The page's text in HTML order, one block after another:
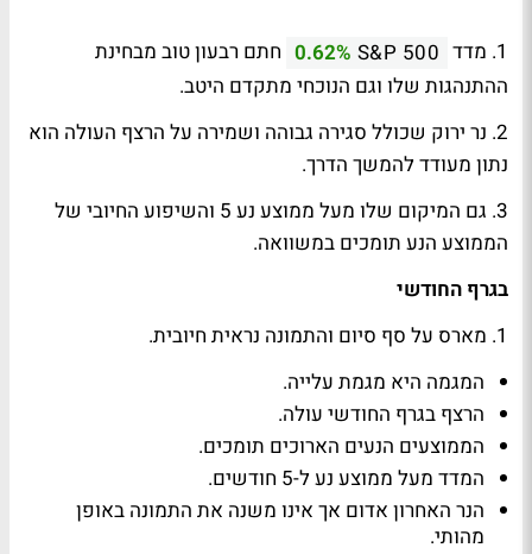
1. מדד S&P 500
0.62% חתם רבעון טוב מבחינת
ההתנהגות שלו וגם הנוכחי מתקדם היטב.
2. נר ירוק שכולל סגירה גבוהה ושמירה על הרצף העולה הוא
נתון מעודד להמשך הדרך.
3. גם המיקום שלו מעל ממוצע נע 5 והשיפוע החיובי של
הממוצע הנע תומכים במשוואה.
בגרף החודשי
1. מארס על סף סיום והתמונה נראית חיובית.
המגמה היא מגמת עלייה.
הרצף בגרף החודשי עולה.
הממוצעים הנעים הארוכים תומכים.
המדד מעל ממוצע נע ל-5 חודשים.
הנר האחרון אדום אך אינו משנה את התמונה באופן
מהותי.